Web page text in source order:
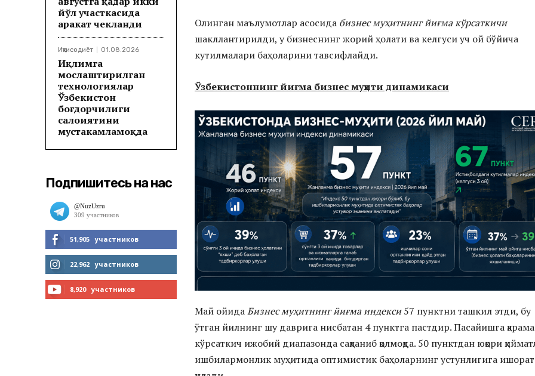
йўл участкасида
ҳаракат чекланди
Иқтисодиёт 01.08.2026
Иқлимга
мослаштирилган
технологиялар
Ўзбекистон
боғдорчилиги
салоҳиятини
мустаҳкамламоқда
Подпишитесь на нас
51,905 участников
МНЕ НРАВИТСЯ
22,962 участников
8,920 участников
Олинган маълумотлар асосида бизнес муҳитнинг йиғма кўрсаткичи
шакллантирилди, у бизнеснинг жорий ҳолати ва келгуси уч ой бўйича
кутилмалари баҳоларини тавсифлайди.
Ўзбекистоннинг йиғма бизнес муҳити динамикаси
Май ойидаБизнес муҳитнинг йиғма индекси57 пунктни ташкил этди, бу
ўтган йилнинг шу даврига нисбатан 4 пунктга пастдир. Пасайишга
кўрсаткич ижобий диапазонда сақланиб қолмоқда. 50 пунктдан юқори
ишбилармонлик муҳитида оптимистик баҳоларнинг устунлигига ишорат